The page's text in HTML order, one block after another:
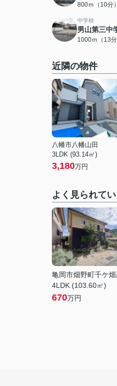
800ｍ（10分）
中学校
男山第三中
1000ｍ（13分
近隣の物件
八幡市八幡山田
3LDK (93.14㎡)
3,180万円
よく見られて
亀岡市畑野町千ケ
4LDK (103.60㎡)
670万円